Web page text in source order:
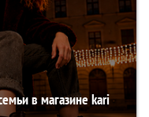
в магазине kari